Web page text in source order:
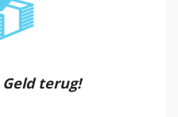
terug!